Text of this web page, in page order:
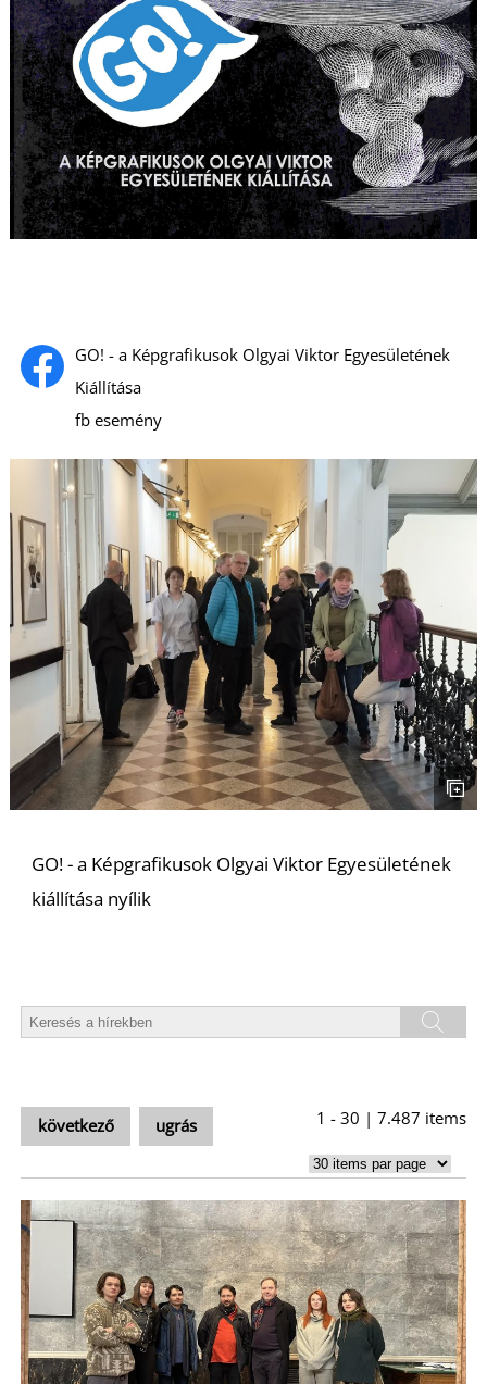
GO! - a Képgrafikusok Olgyai Viktor Egyesületének
Kiállítása
fb esemény
GO! - a Képgrafikusok Olgyai Viktor Egyesületének
kiállítása nyílik
következő ugrás 1 - 30 | 7.487 items